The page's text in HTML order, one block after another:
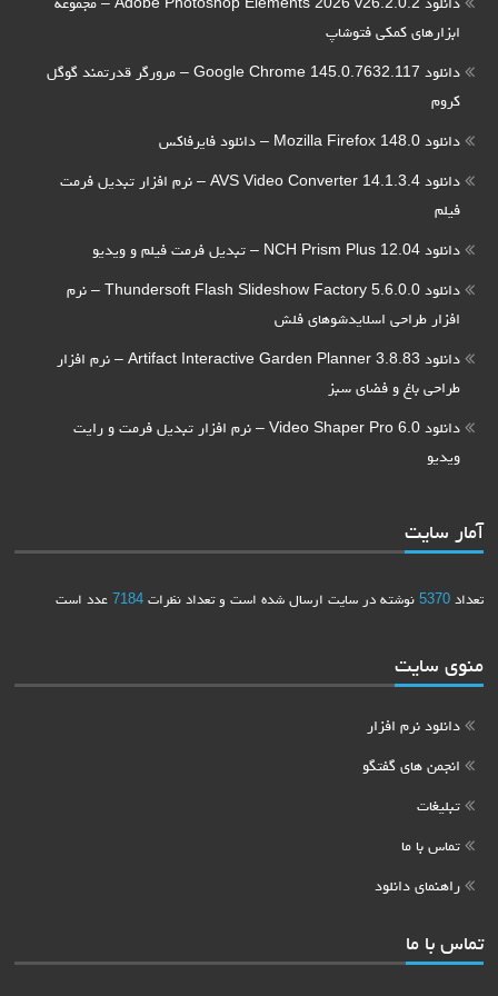
ابزارهای کمکی فتوشاپ
دانلود Google Chrome 145.0.7632.117 – مرورگر قدرتمند گوگل
کروم
دانلود Mozilla Firefox 148.0 – دانلود فایرفاکس
دانلود AVS Video Converter 14.1.3.4 – نرم افزار تبدیل فرمت
فیلم
دانلود NCH Prism Plus 12.04 – تبدیل فرمت فیلم و ویدیو
دانلود Thundersoft Flash Slideshow Factory 5.6.0.0 – نرم
افزار طراحی اسلایدشوهای فلش
دانلود Artifact Interactive Garden Planner 3.8.83 – نرم افزار
طراحی باغ و فضای سبز
دانلود Video Shaper Pro 6.0 – نرم افزار تبدیل فرمت و رایت
ویدیو
آمار سایت
تعداد5370 نوشته در سایت ارسال شده است و تعداد نظرات7184 عدد است
منوی سایت
دانلود نرم افزار
انجمن های گفتگو
تبلیغات
تماس با ما
راهنمای دانلود
تماس با ما